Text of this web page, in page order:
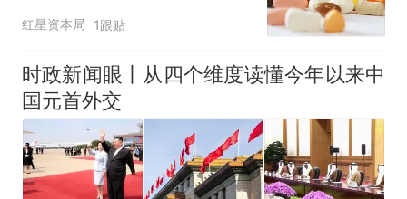
AB面
红星资本局 1跟贴
时政新闻眼丨从四个维度读懂今年以来中
国元首外交